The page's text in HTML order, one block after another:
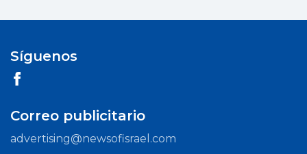
Síguenos
Correo publicitario
advertising@newsofisrael.com